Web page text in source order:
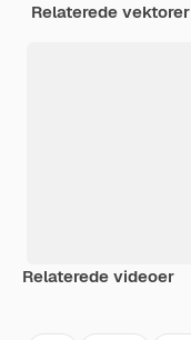
Relaterede vektorer
Relaterede videoer